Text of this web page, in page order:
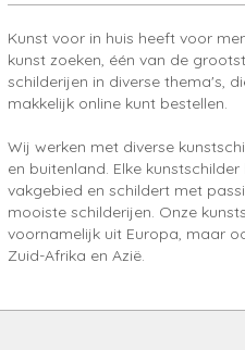
Kunst voor in huis heeft voor
kunst zoeken, één van de
schilderijen in diverse thema's,
makkelijk online kunt bestellen.
Wij werken met diverse
en buitenland. Elke
vakgebied en schildert met
mooiste schilderijen. Onze
voornamelijk uit Europa, maar
Zuid-Afrika en Azië.